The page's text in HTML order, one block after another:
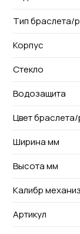
Тип браслета/
Корпус
Стекло
Водозащита
Цвет
Ширина мм
Высота мм
Калибр
Артикул